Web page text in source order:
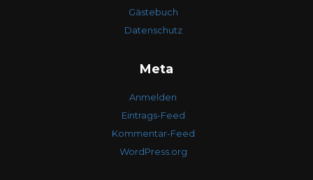
Gästebuch
Datenschutz
Meta
Anmelden
Eintrags-Feed
Kommentar-Feed
WordPress.org